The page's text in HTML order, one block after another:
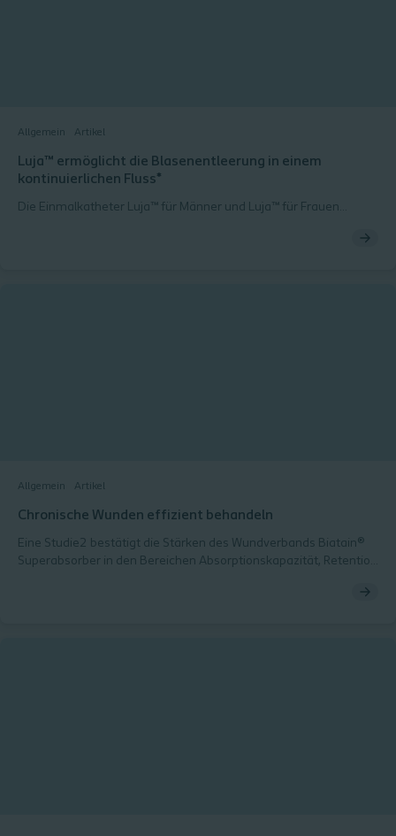
Allgemein Artikel
Luja™ ermöglicht die Blasenentleerung in einem
kontinuierlichen Fluss*
Die Einmalkatheter Luja™ für Männer und Luja™ für Frauen
Allgemein Artikel
Chronische Wunden effizient behandeln
Eine Studie2 bestätigt die Stärken des Wundverbands Biatain®
Superabsorber in den Bereichen Absorptionskapazität, Retention
klinischer Leistung an Fallbeispielen. Marcus Philipp Moll, Medical